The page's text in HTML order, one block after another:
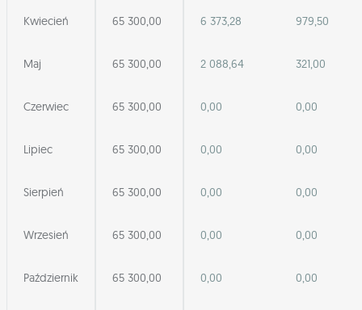
Kwiecień 65 300,00 6 373,28 979,50
Maj 65 300,00 2 088,64 321,00
Czerwiec 65 300,00 0,00 0,00
Lipiec 65 300,00 0,00 0,00
Sierpień 65 300,00 0,00 0,00
Wrzesień 65 300,00 0,00 0,00
Październik 65 300,00 0,00 0,00